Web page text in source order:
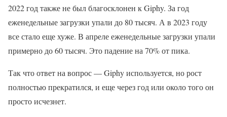
2022 год также не был благосклонен к Giphy. За год
еженедельные загрузки упали до 80 тысяч. А в 2023 году
все стало еще хуже. В апреле еженедельные загрузки упали
примерно до 60 тысяч. Это падение на 70% от пика.
Так что ответ на вопрос — Giphy используется, но рост
полностью прекратился, и еще через год или около того он
просто исчезнет.